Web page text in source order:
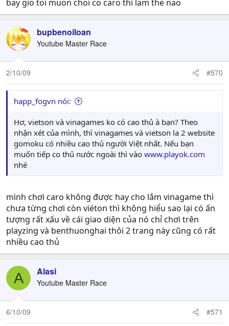
bay gio toi muon choi co caro thi lam the nao
bupbenoiloan
Youtube Master Race
2/10/09 #570
happ_fogvn nói:
Hơ, vietson và vinagames ko có cao thủ à bạn? Theo
nhận xét của mình, thì vinagames và vietson la 2 website
gomoku có nhiều cao thủ người Việt nhất. Nếu bạn
muốn tiếp co thủ nước ngoài thì vào www.playok.com
nhé
mình chơi caro không được hay cho lắm vinagame thì
chưa từng chơi còn viéton thì không hiểu sao lại có ấn
tượng rất xấu về cái giao diện của nó chỉ chơi trên
playzing và benthuonghai thôi 2 trang này cũng có rất
nhiều cao thủ
A Alasi
Youtube Master Race
6/10/09 #571